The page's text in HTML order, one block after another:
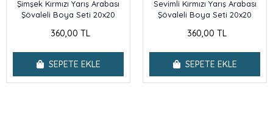
Şimşek Kırmızı Yarış Arabası
Şövaleli Boya Seti 20x20
360,00 TL
SEPETE EKLE
Sevimli Kırmızı Yarış Arabası
Şövaleli Boya Seti 20x20
360,00 TL
SEPETE EKLE